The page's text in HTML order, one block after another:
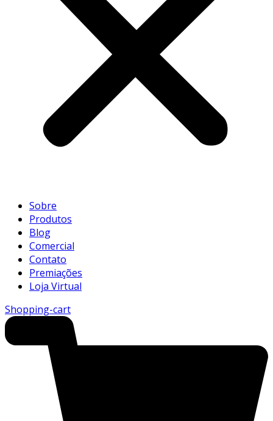
Sobre
Produtos
Blog
Comercial
Contato
Premiações
Loja Virtual
Shopping-cart